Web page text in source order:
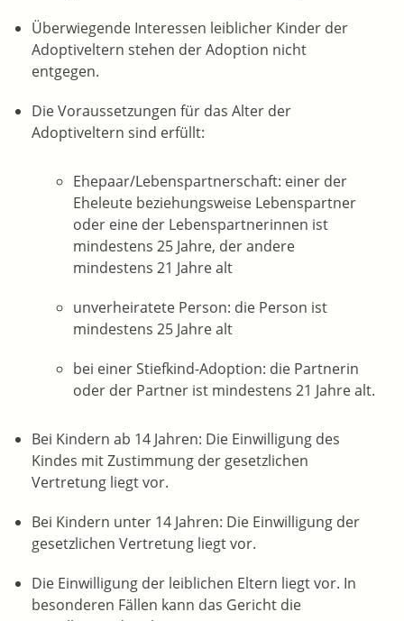
Überwiegende Interessen leiblicher Kinder der
Adoptiveltern stehen der Adoption nicht
entgegen.
Die Voraussetzungen für das Alter der
Adoptiveltern sind erfüllt:
Ehepaar/Lebenspartnerschaft: einer der
Eheleute beziehungsweise Lebenspartner
oder eine der Lebenspartnerinnen ist
mindestens 25 Jahre, der andere
mindestens 21 Jahre alt
unverheiratete Person: die Person ist
mindestens 25 Jahre alt
bei einer Stiefkind-Adoption: die Partnerin
oder der Partner ist mindestens 21 Jahre alt.
Bei Kindern ab 14 Jahren: Die Einwilligung des
Kindes mit Zustimmung der gesetzlichen
Vertretung liegt vor.
Bei Kindern unter 14 Jahren: Die Einwilligung der
gesetzlichen Vertretung liegt vor.
Die Einwilligung der leiblichen Eltern liegt vor. In
besonderen Fällen kann das Gericht die